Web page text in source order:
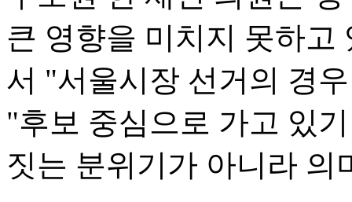
큰 영향을 미치지 못하고
서 "서울시장 선거의 경
"후보 중심으로 가고 있
짓는 분위기가 아니라